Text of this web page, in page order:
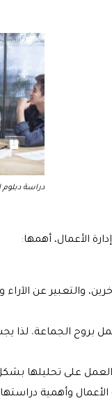
دراسة دبلوم
الأعمال، أهمها:
والتعبير عن
بروح الجماعة، لذا
والعمل على تحليلها
وأهمية